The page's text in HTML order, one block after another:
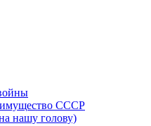
СССР
нашу голову)